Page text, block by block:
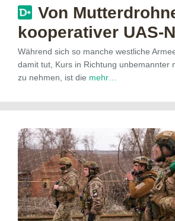
Von
kooperativer UAS-
Während sich so manche westliche
damit tut, Kurs in Richtung unbemannter
zu nehmen, ist die mehr…